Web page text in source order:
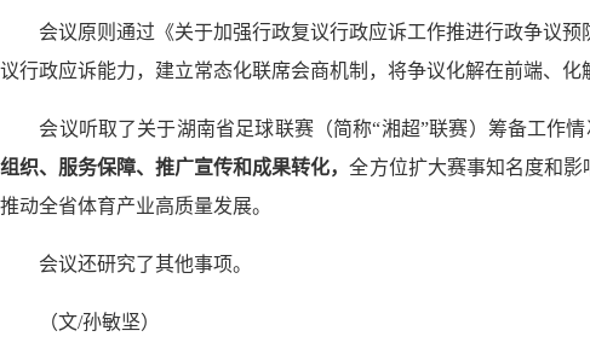
会议原则通过《关于加强行政复议行政应诉工作推进行政争议预
议行政应诉能力，建立常态化联席会商机制，将争议化解在前端、
会议听取了关于湖南省足球联赛（简称“湘超”联赛）筹备工作情
组织、服务保障、推广宣传和成果转化，全方位扩大赛事知名度和
推动全省体育产业高质量发展。
会议还研究了其他事项。
（文/孙敏坚）